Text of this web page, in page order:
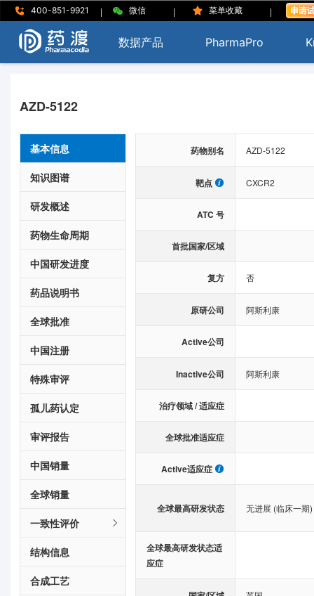
400-851-9921 | 微信 | 菜单收藏 |
数据产品 PharmaPro
AZD-5122
基本信息
知识图谱
研发概述
药物生命周期
中国研发进度
药品说明书
全球批准
中国注册
特殊审评
孤儿药认定
审评报告
中国销量
全球销量
一致性评价
结构信息
合成工艺
药物别名 AZD-5122
靶点 CXCR2
ATC 号
首批国家/区域
复方 否
原研公司 阿斯利康
Active公司
Inactive公司 阿斯利康
治疗领域 / 适应症
全球批准适应症
Active适应症
全球最高研发状态 无进展 (临床一期)
全球最高研发状态适
应症